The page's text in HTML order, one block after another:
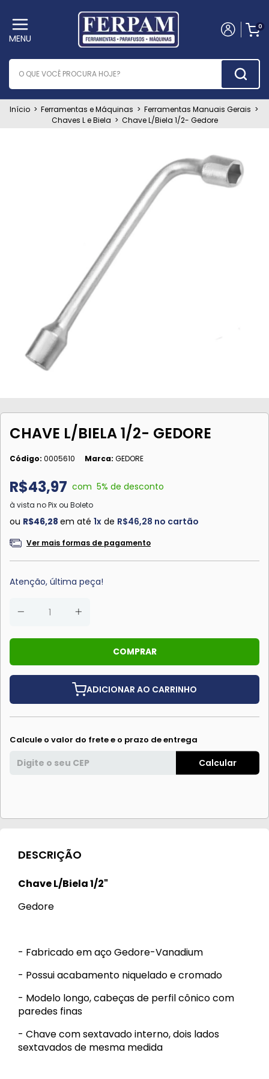
MENU
0
Início > Ferramentas e Máquinas > Ferramentas Manuais Gerais >
Chaves L e Biela > Chave L/Biela 1/2- Gedore
CHAVE L/BIELA 1/2- GEDORE
Código: 0005610 Marca: GEDORE
R$43,97 com 5% de desconto
à vista no Pix ou Boleto
ou R$46,28 em até 1x de R$46,28 no cartão
Ver mais formas de pagamento
Atenção, última peça!
ADICIONAR AO CARRINHO
Calcule o valor do frete e o prazo de entrega
Calcular
DESCRIÇÃO
Chave L/Biela 1/2"
Gedore
- Fabricado em aço Gedore-Vanadium
- Possui acabamento niquelado e cromado
- Modelo longo, cabeças de perfil cônico com
paredes finas
- Chave com sextavado interno, dois lados
sextavados de mesma medida